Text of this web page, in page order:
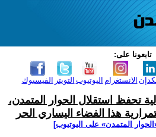
تابعونا على:
الفيسبوك التويتر اليوتيوب الانستغرام
تحفظ استقلال الحوار المتمدن،
هذا الفضاء اليساري الحر
المتمدن» على اليوتيوب]